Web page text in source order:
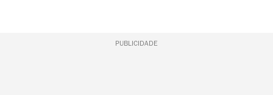
PUBLICIDADE